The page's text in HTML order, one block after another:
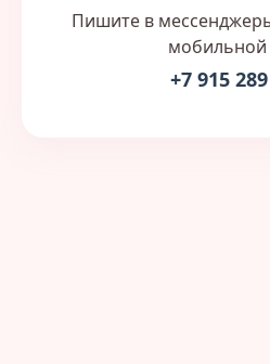
Пишите в
мобильной
+7 915